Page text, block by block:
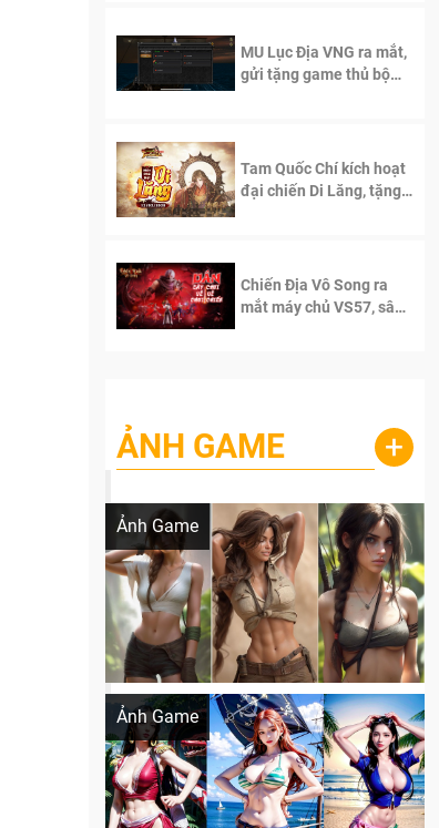
MU Lục Địa VNG ra mắt,
gửi tặng game thủ bộ
Tam Quốc Chí kích hoạt
đại chiến Di Lăng, tặng
Chiến Địa Vô Song ra
mắt máy chủ VS57, sân
ẢNH GAME +
Ảnh Game
Lala Croft vừa nóng vừa xinh dưới nét vẽ
Ảnh Game
Khi AI Cosplay gái đẹp One Piece